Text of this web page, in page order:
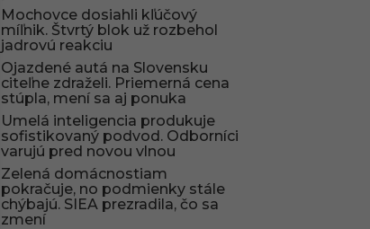
Mochovce dosiahli kľúčový
míľnik. Štvrtý blok už rozbehol
jadrovú reakciu
Ojazdené autá na Slovensku
citeľne zdraželi. Priemerná cena
stúpla, mení sa aj ponuka
Umelá inteligencia produkuje
sofistikovaný podvod. Odborníci
varujú pred novou vlnou
Zelená domácnostiam
pokračuje, no podmienky stále
chýbajú. SIEA prezradila, čo sa
zmení